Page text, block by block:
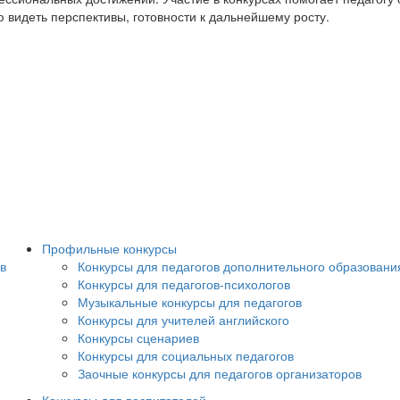
перспективы, готовности к дальнейшему росту.
Профильные конкурсы
Конкурсы для педагогов дополнительного
Конкурсы для педагогов-психологов
Музыкальные конкурсы для педагогов
Конкурсы для учителей английского
Конкурсы сценариев
Конкурсы для социальных педагогов
Заочные конкурсы для педагогов организаторов